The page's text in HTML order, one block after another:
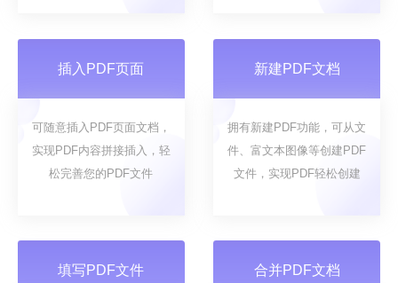
插入PDF页面
可随意插入PDF页面文档，
实现PDF内容拼接插入，轻
松完善您的PDF文件
新建PDF文档
拥有新建PDF功能，可从文
件、富文本图像等创建PDF
文件，实现PDF轻松创建
填写PDF文件 合并PDF文档